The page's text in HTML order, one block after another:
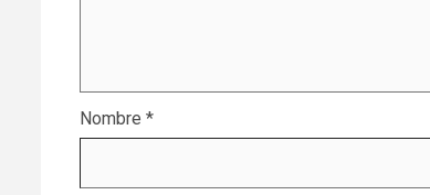
Nombre *